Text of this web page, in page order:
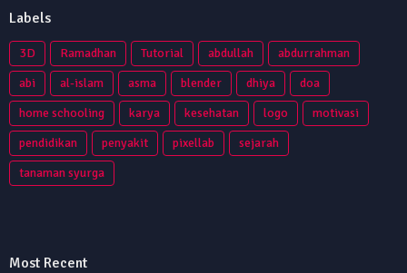
Labels
3D Ramadhan Tutorial abdullah
abdurrahman
abi
al-islam asma blender dhiya
doa
home schooling
karya kesehatan logo
motivasi
pendidikan
penyakit pixellab
sejarah
tanaman syurga
Most Recent